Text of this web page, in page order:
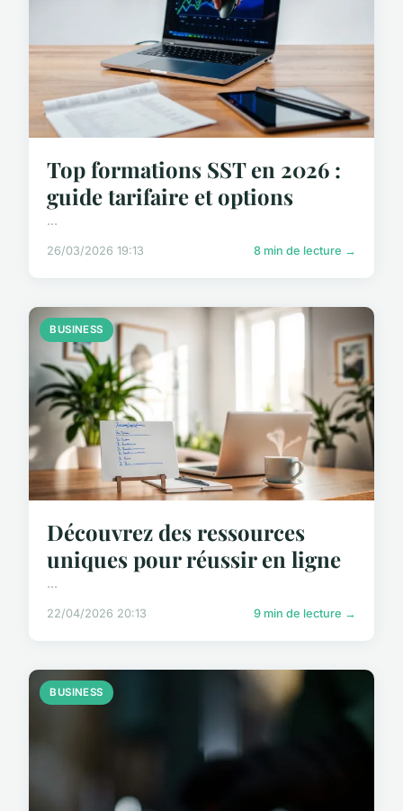
Top formations SST en 2026 :
guide tarifaire et options
...
26/03/2026 19:13 8 min de lecture →
BUSINESS
Découvrez des ressources
uniques pour réussir en ligne
...
22/04/2026 20:13 9 min de lecture →
BUSINESS